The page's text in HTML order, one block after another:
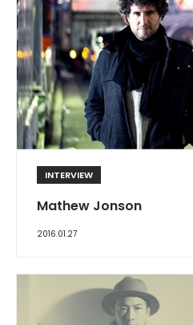
INTERVIEW
Mathew Jonson
2016.01.27